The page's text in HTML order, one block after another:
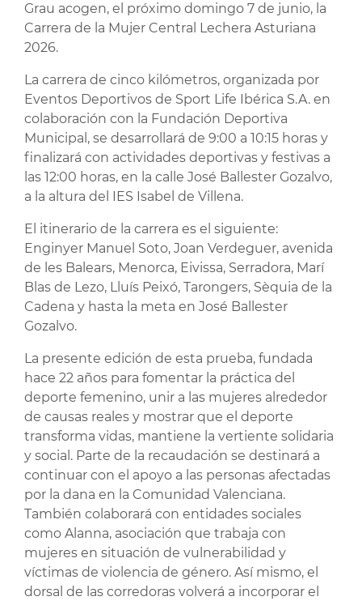
Grau acogen, el próximo domingo 7 de junio, la
Carrera de la Mujer Central Lechera Asturiana
2026.
La carrera de cinco kilómetros, organizada por
Eventos Deportivos de Sport Life Ibérica S.A. en
colaboración con la Fundación Deportiva
Municipal, se desarrollará de 9:00 a 10:15 horas y
finalizará con actividades deportivas y festivas a
las 12:00 horas, en la calle José Ballester Gozalvo,
a la altura del IES Isabel de Villena.
El itinerario de la carrera es el siguiente:
Enginyer Manuel Soto, Joan Verdeguer, avenida
de les Balears, Menorca, Eivissa, Serradora, Marí
Blas de Lezo, Lluís Peixó, Tarongers, Sèquia de la
Cadena y hasta la meta en José Ballester
Gozalvo.
La presente edición de esta prueba, fundada
hace 22 años para fomentar la práctica del
deporte femenino, unir a las mujeres alrededor
de causas reales y mostrar que el deporte
transforma vidas, mantiene la vertiente solidaria
y social. Parte de la recaudación se destinará a
continuar con el apoyo a las personas afectadas
por la dana en la Comunidad Valenciana.
También colaborará con entidades sociales
como Alanna, asociación que trabaja con
mujeres en situación de vulnerabilidad y
víctimas de violencia de género. Así mismo, el
dorsal de las corredoras volverá a incorporar el